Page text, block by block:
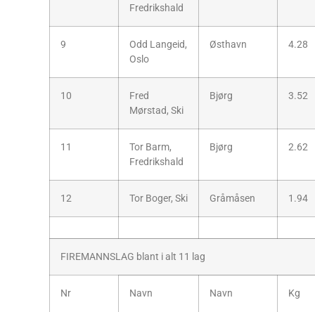
Fredrikshald
9
Odd Langeid,
Oslo
Østhavn 4.28
10
Fred
Mørstad, Ski
Bjørg 3.52
11
Tor Barm,
Fredrikshald
Bjørg 2.62
12 Tor Boger, Ski Gråmåsen 1.94
FIREMANNSLAG blant i alt 11 lag
Nr Navn Navn Kg